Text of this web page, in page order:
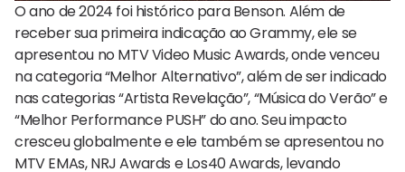
O ano de 2024 foi histórico para Benson. Além de
receber sua primeira indicação ao Grammy, ele se
apresentou no MTV Video Music Awards, onde venceu
na categoria “Melhor Alternativo”, além de ser indicado
nas categorias “Artista Revelação”, “Música do Verão” e
“Melhor Performance PUSH” do ano. Seu impacto
cresceu globalmente e ele também se apresentou no
MTV EMAs, NRJ Awards e Los40 Awards, levando